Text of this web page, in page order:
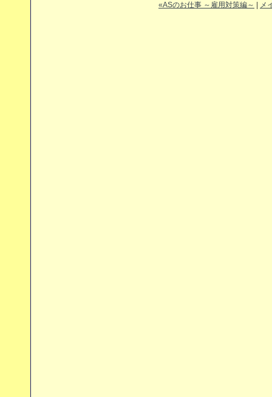
«ASのお仕事 ～雇用対策編～ メ